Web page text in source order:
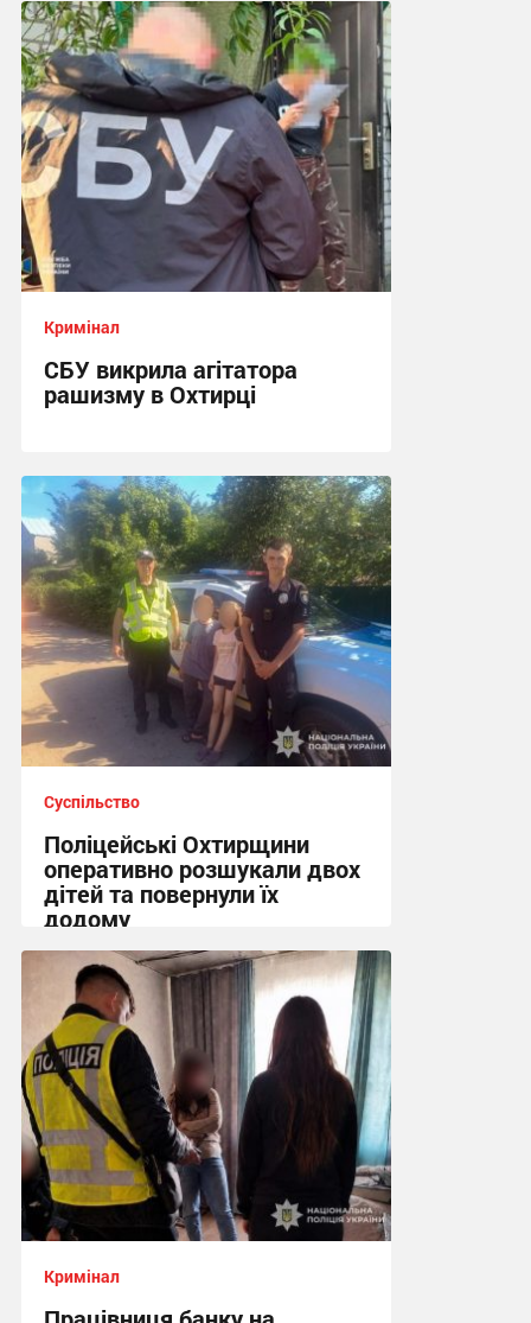
Кримінал
СБУ викрила агітатора
рашизму в Охтирці
13:34 сьогодні
Суспільство
Поліцейські Охтирщини
оперативно розшукали двох
дітей та повернули їх
додому
10:19 вчора
Кримінал